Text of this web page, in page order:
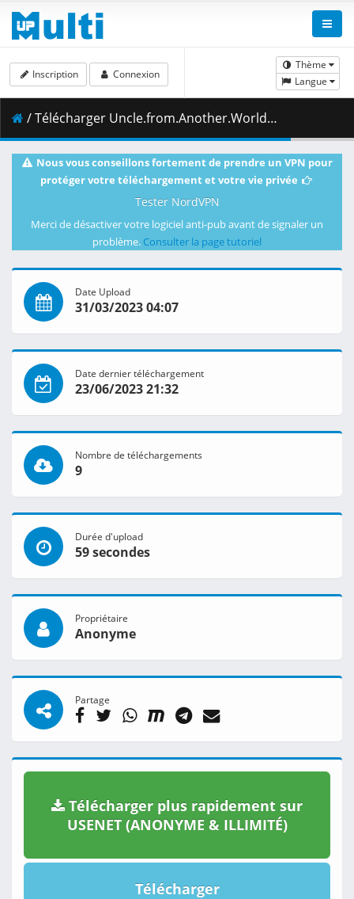
Thème
Langue
Inscription Connexion
/ Télécharger Uncle.from.Another.World.S01E11.Nno.I.Wasnt.Looking.at.Anything.Dirty..NF.WEB-DL.AAC2.0.H.264-DucksterPS.mkv.003 ( 393.53 MB )
Nous vous conseillons fortement de prendre un VPN pour
protéger votre téléchargement et votre vie privée
Tester NordVPN
Merci de désactiver votre logiciel anti-pub avant de signaler un
problème. Consulter la page tutoriel
Date Upload
31/03/2023 04:07
Date dernier téléchargement
23/06/2023 21:32
Nombre de téléchargements
9
Durée d'upload
59 secondes
Propriétaire
Anonyme
Partage
Télécharger plus rapidement sur
USENET (ANONYME & ILLIMITÉ)
Télécharger